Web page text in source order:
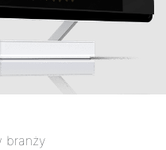
branży